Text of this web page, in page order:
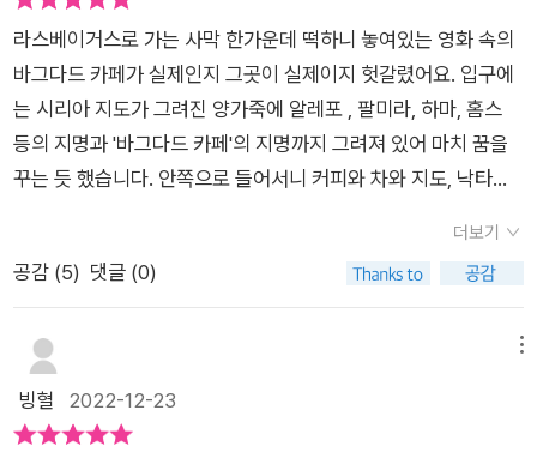
을 찾기 위해 떠났다가 테러의 참혹함을 느끼고 그녀를 위해 선뜻
동행해준 친구와 결혼을 약속했지만 그녀가 애타게 찾을 때는 외
면하는 남자친구가 그녀의 변심을 알게 되어 그녀의 남자친구를
죽여버린다,는 이야기이다. 너무 극단적인 비극 이야기가 아닌가
했지만 이 세상의 테러와 전쟁은 모두가 비극일수밖에 없는 것이
다. 그림이 어우러진 소설,이라고 해서 사실 글 보다는 그림에 더
많은 기대를 했는데 솔직한 느낌은 소설 속 삽화,정도의 느낌이라
그와 그녀의 만남이 이루어진다면 이야기 속 사랑은 사라져버리
고 현실만 남아있게 될 것 같아 그에 대한 아쉬움은 접게 된다. 사
랑하는 여인을 만나기 위해 한국으로 떠나겠다고 했지만 끝내 오
지 못하게 되는 이유가 마음아프면서도 이 세상에서의 사랑이 끝
라스베이거스로 가는 사막 한가운데 떡하니 놓여있는 영화 속의
바그다드 카페가 실제인지 그곳이 실제이지 헛갈렸어요. 입구에
는 시리아 지도가 그려진 양가죽에 알레포 , 팔미라, 하마, 홈스
등의 지명과 '바그다드 카페'의 지명까지 그려져 있어 마치 꿈을
꾸는 듯 했습니다. 안쪽으로 들어서니 커피와 차와 지도, 낙타인
주요 용의자는 물론 '오사마 빈 라덴'의 추종 조직인 알카에다와
팔레스타인 해방 기구 산하 무장 조직인 이슬람 테러 조직들이 관
에 비치는 그 높은 빌딩에서 뛰어내리는 사람들의 모습은 처연했
어요. (-94-)영화 <바그다드 카페> 속의 뚱뚱한 여주인공이 좋
아요. 자신의 고독 속으로 깊이 침잠하는 존재가 아니라 당신의
더보기
공감 (5) 댓글 (0)
빙혈 2022-12-23